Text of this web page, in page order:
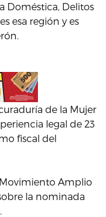
Doméstica, Delitos
esa región y es
de la Mujer
legal de 23
fiscal del
Amplio
la nominada